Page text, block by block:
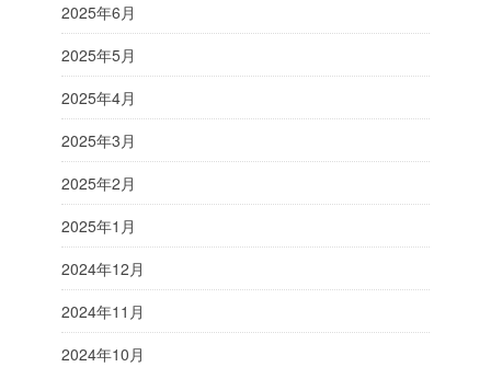
2025年6月
2025年5月
2025年4月
2025年3月
2025年2月
2025年1月
2024年12月
2024年11月
2024年10月